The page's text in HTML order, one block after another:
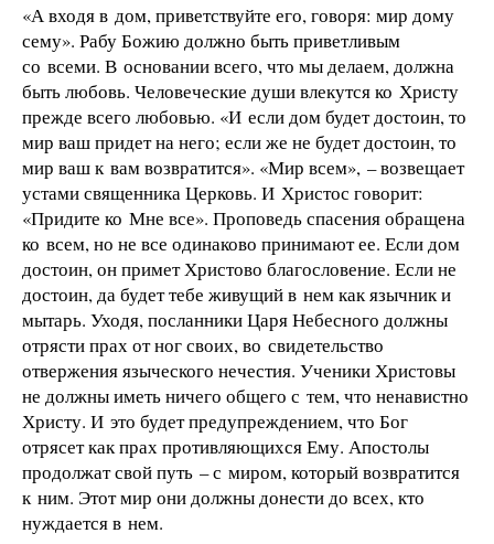
«А входя в дом, приветствуйте его, говоря: мир дому
сему». Рабу Божию должно быть приветливым
со всеми. В основании всего, что мы делаем, должна
быть любовь. Человеческие души влекутся ко Христу
прежде всего любовью. «И если дом будет достоин, то
мир ваш придет на него; если же не будет достоин, то
мир ваш к вам возвратится». «Мир всем», – возвещает
устами священника Церковь. И Христос говорит:
«Придите ко Мне все». Проповедь спасения обращена
ко всем, но не все одинаково принимают ее. Если дом
достоин, он примет Христово благословение. Если не
достоин, да будет тебе живущий в нем как язычник и
мытарь. Уходя, посланники Царя Небесного должны
отрясти прах от ног своих, во свидетельство
отвержения языческого нечестия. Ученики Христовы
не должны иметь ничего общего с тем, что ненавистно
Христу. И это будет предупреждением, что Бог
отрясет как прах противляющихся Ему. Апостолы
продолжат свой путь – с миром, который возвратится
к ним. Этот мир они должны донести до всех, кто
нуждается в нем.